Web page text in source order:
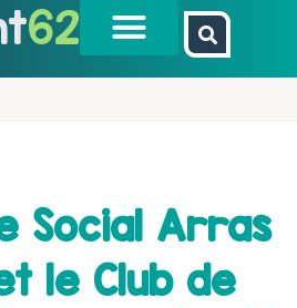
62
Social Arras
le Club de